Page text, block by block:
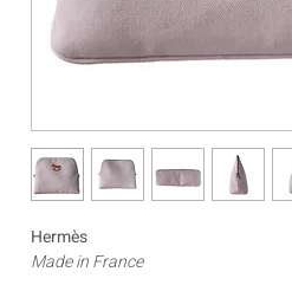
Hermès
Made in France